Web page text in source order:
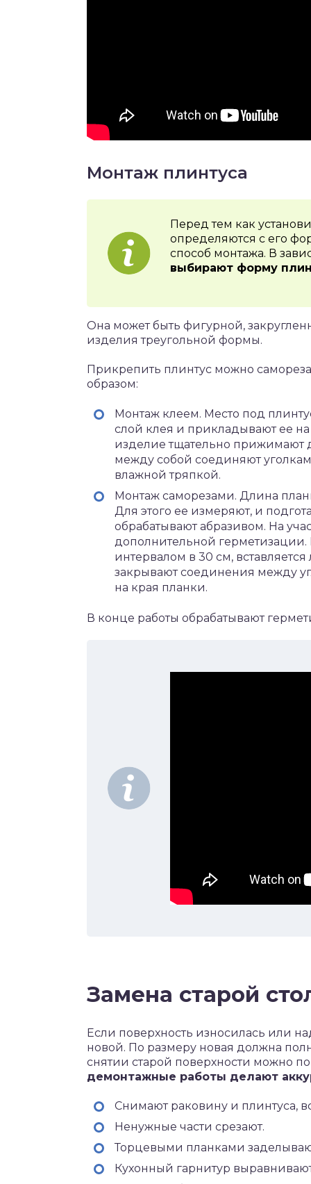
Монтаж плинтуса
Перед тем как
определяются с его
способ монтажа. В
выбирают форму
Она может быть фигурной,
изделия треугольной формы.
Прикрепить плинтус можно
образом:
Монтаж клеем. Место под
слой клея и прикладывают ее
изделие тщательно прижимают
между собой соединяют
влажной тряпкой.
Монтаж саморезами. Длина
Для этого ее измеряют, и
обрабатывают абразивом. На
дополнительной
интервалом в 30 см,
закрывают соединения между
на края планки.
В конце работы обрабатывают
Замена старой
Если поверхность износилась или
новой. По размеру новая должна
снятии старой поверхности можно
демонтажные работы делают
Снимают раковину и плинтуса,
Ненужные части срезают.
Торцевыми планками
Кухонный гарнитур